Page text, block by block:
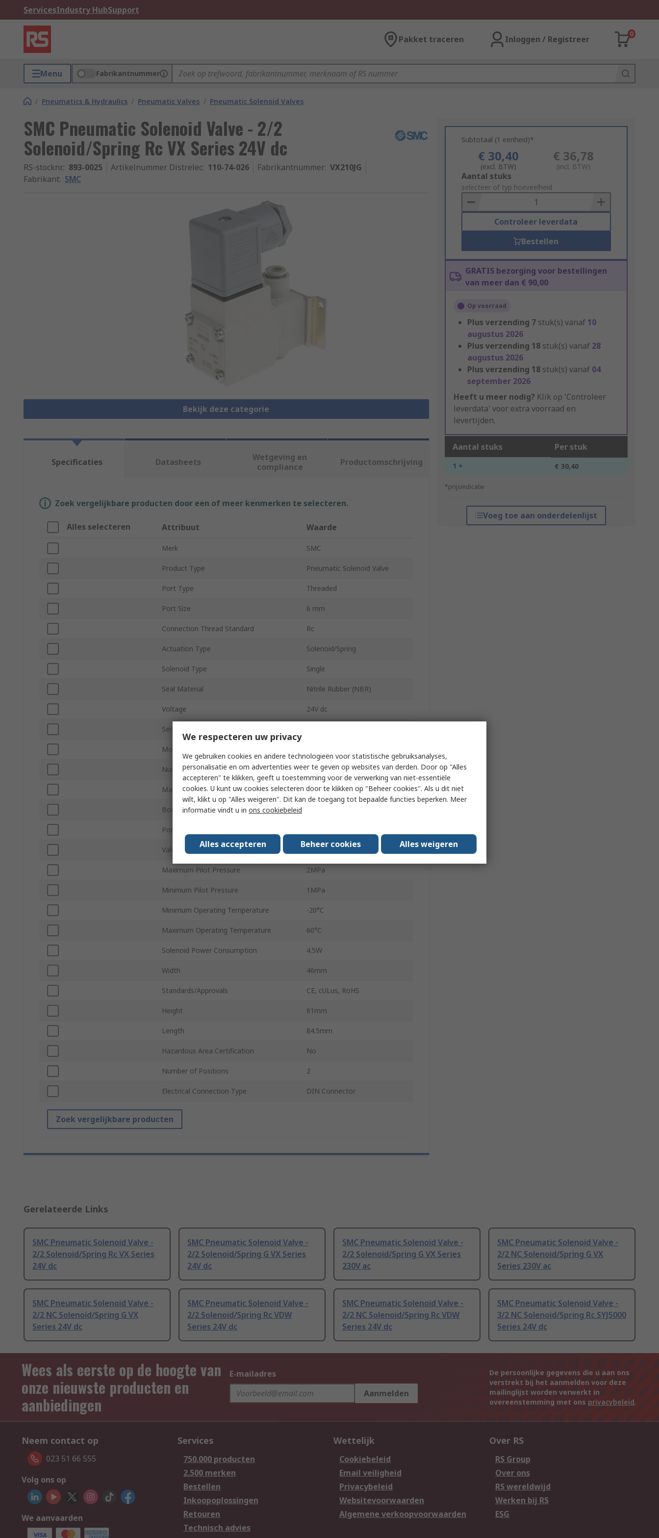
ServicesIndustry HubSupport
Pakket traceren Inloggen / Registreer
0
Menu Fabrikantnummer
/ Pneumatics & Hydraulics / Pneumatic Valves / Pneumatic Solenoid Valves
SMC Pneumatic Solenoid Valve - 2/2
Solenoid/Spring Rc VX Series 24V dc
RS-stocknr.: 893-0025 Artikelnummer Distrelec: 110-74-026 Fabrikantnummer: VX210JG
Fabrikant: SMC
Bekijk deze categorie
Subtotaal (1 eenheid)*
€ 30,40
(excl. BTW)
€ 36,78
(incl. BTW)
Add
to
Basket
Aantal stuks
selecteer of typ hoeveelheid
Controleer leverdata
Bestellen
GRATIS bezorging voor bestellingen
van meer dan € 90,00
Op voorraad
Plus verzending 7 stuk(s) vanaf 10
augustus 2026
Plus verzending 18 stuk(s) vanaf 28
augustus 2026
Plus verzending 18 stuk(s) vanaf 04
september 2026
Heeft u meer nodig? Klik op 'Controleer
leverdata' voor extra voorraad en
levertijden.
Aantal stuks Per stuk
1 + € 30,40
*prijsindicatie
Voeg toe aan onderdelenlijst
Specificaties Datasheets
Wetgeving en
compliance
Productomschrijving
Zoek vergelijkbare producten door een of meer kenmerken te selecteren.
Alles selecteren Attribuut Waarde
Merk SMC
Product Type Pneumatic Solenoid Valve
Port Type Threaded
Port Size 6 mm
Connection Thread Standard Rc
Actuation Type Solenoid/Spring
Solenoid Type Single
Seal Material Nitrile Rubber (NBR)
Voltage 24V dc
Series
Mount Type
Number of Ports 2
Maximum Operating Pressure 1 Mpa
Body Material
Port Gender
Valve Function 2/2
Maximum Pilot Pressure 2MPa
Minimum Pilot Pressure 1MPa
Minimum Operating Temperature -20°C
Maximum Operating Temperature 60°C
Solenoid Power Consumption 4.5W
Width 46mm
Standards/Approvals CE, cULus, RoHS
Height 61mm
Length 84.5mm
Hazardous Area Certification No
Number of Positions 2
Electrical Connection Type DIN Connector
Zoek vergelijkbare producten
Gerelateerde Links
SMC Pneumatic Solenoid Valve -
2/2 Solenoid/Spring Rc VX Series
24V dc
SMC Pneumatic Solenoid Valve -
2/2 Solenoid/Spring G VX Series
24V dc
SMC Pneumatic Solenoid Valve -
2/2 Solenoid/Spring G VX Series
230V ac
SMC Pneumatic Solenoid Valve -
2/2 NC Solenoid/Spring G VX
Series 230V ac
SMC Pneumatic Solenoid Valve -
2/2 NC Solenoid/Spring G VX
Series 24V dc
SMC Pneumatic Solenoid Valve -
2/2 Solenoid/Spring Rc VDW
Series 24V dc
SMC Pneumatic Solenoid Valve -
2/2 NC Solenoid/Spring Rc VDW
Series 24V dc
SMC Pneumatic Solenoid Valve -
3/2 NC Solenoid/Spring Rc SYJ5000
Series 24V dc
Wees als eerste op de hoogte van
onze nieuwste producten en
aanbiedingen
E-mailadres
Aanmelden
De persoonlijke gegevens die u aan ons
verstrekt bij het aanmelden voor deze
mailinglijst worden verwerkt in
overeenstemming met ons privacybeleid.
Neem contact op
023 51 66 555
Volg ons op
We aanvaarden
Services
750.000 producten
2.500 merken
Bestellen
Inkoopoplossingen
Retouren
Technisch advies
Wettelijk
Cookiebeleid
Email veiligheid
Privacybeleid
Websitevoorwaarden
Algemene verkoopvoorwaarden
Over RS
RS Group
Over ons
RS wereldwijd
Werken bij RS
ESG
We respecteren uw privacy
We gebruiken cookies en andere technologieën voor statistische gebruiksanalyses,
personalisatie en om advertenties weer te geven op websites van derden. Door op "Alles
accepteren" te klikken, geeft u toestemming voor de verwerking van niet-essentiële
cookies. U kunt uw cookies selecteren door te klikken op "Beheer cookies". Als u dit niet
wilt, klikt u op "Alles weigeren". Dit kan de toegang tot bepaalde functies beperken. Meer
informatie vindt u in ons cookiebeleid
Alles accepteren Beheer cookies Alles weigeren